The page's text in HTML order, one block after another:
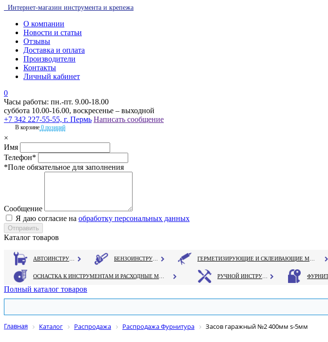
Интернет-магазин инструмента и крепежа
О компании
Новости и статьи
Отзывы
Доставка и оплата
Производители
Контакты
Личный кабинет
0
Часы работы: пн.-пт. 9.00-18.00
суббота 10.00-16.00, воскресенье – выходной
+7 342 227-55-55, г. Пермь Написать сообщение
В корзине 0 позиций
×
Имя
Телефон*
*Поле обязательное для заполнения
Сообщение
Я даю согласие на обработку персональных данных
Каталог товаров
Полный каталог товаров
Главная Каталог Распродажа Распродажа Фурнитура Засов гаражный №2 400мм s-5мм